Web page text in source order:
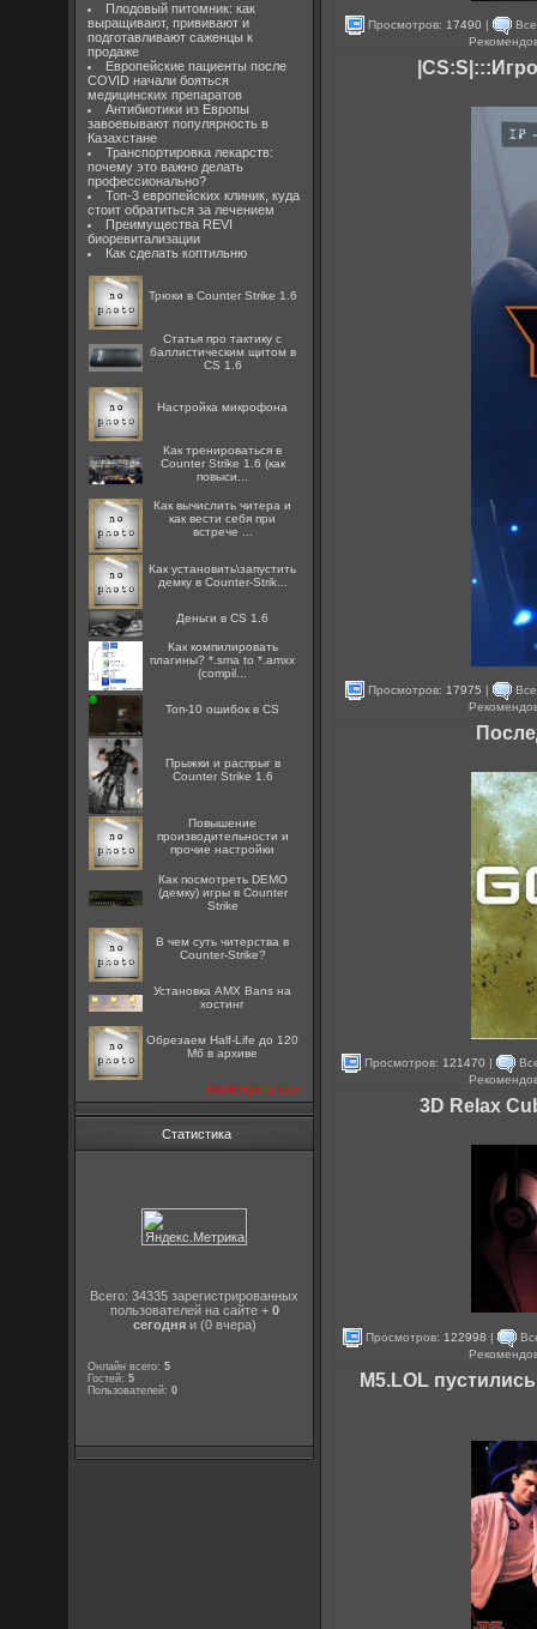
Плодовый питомник: как
выращивают, прививают и
подготавливают саженцы к
продаже
Европейские пациенты после
COVID начали бояться
медицинских препаратов
Антибиотики из Европы
завоевывают популярность в
Казахстане
Транспортировка лекарств:
почему это важно делать
профессионально?
Топ-3 европейских клиник, куда
стоит обратиться за лечением
Преимущества REVI
биоревитализации
Как сделать коптильню
Трюки в Counter Strike 1.6
Статья про тактику с
баллистическим щитом в
CS 1.6
Настройка микрофона
Как тренироваться в
Counter Strike 1.6 (как
повыси...
Как вычислить читера и
как вести себя при
встрече ...
Как установить\запустить
демку в Counter-Strik...
Деньги в CS 1.6
Как компилировать
плагины? *.sma to *.amxx
(compil...
Топ-10 ошибок в CS
Прыжки и распрыг в
Counter Strike 1.6
Повышение
производительности и
прочие настройки
Как посмотреть DEMO
(демку) игры в Counter
Strike
В чем суть читерства в
Counter-Strike?
Установка AMX Bans на
хостинг
Обрезаем Half-Life до 120
Мб в архиве
посмотреть все
Статистика
Всего: 34335 зарегистрированных
пользователей на сайте + 0
сегодняи (0 вчера)
Онлайн всего:5
Гостей:5
Пользователей:0
Просмотров: 17490 |
Просмотров: 17975 |
Просмотров: 121470 |
3D Relax
Просмотров: 122998 |
M5.LOL